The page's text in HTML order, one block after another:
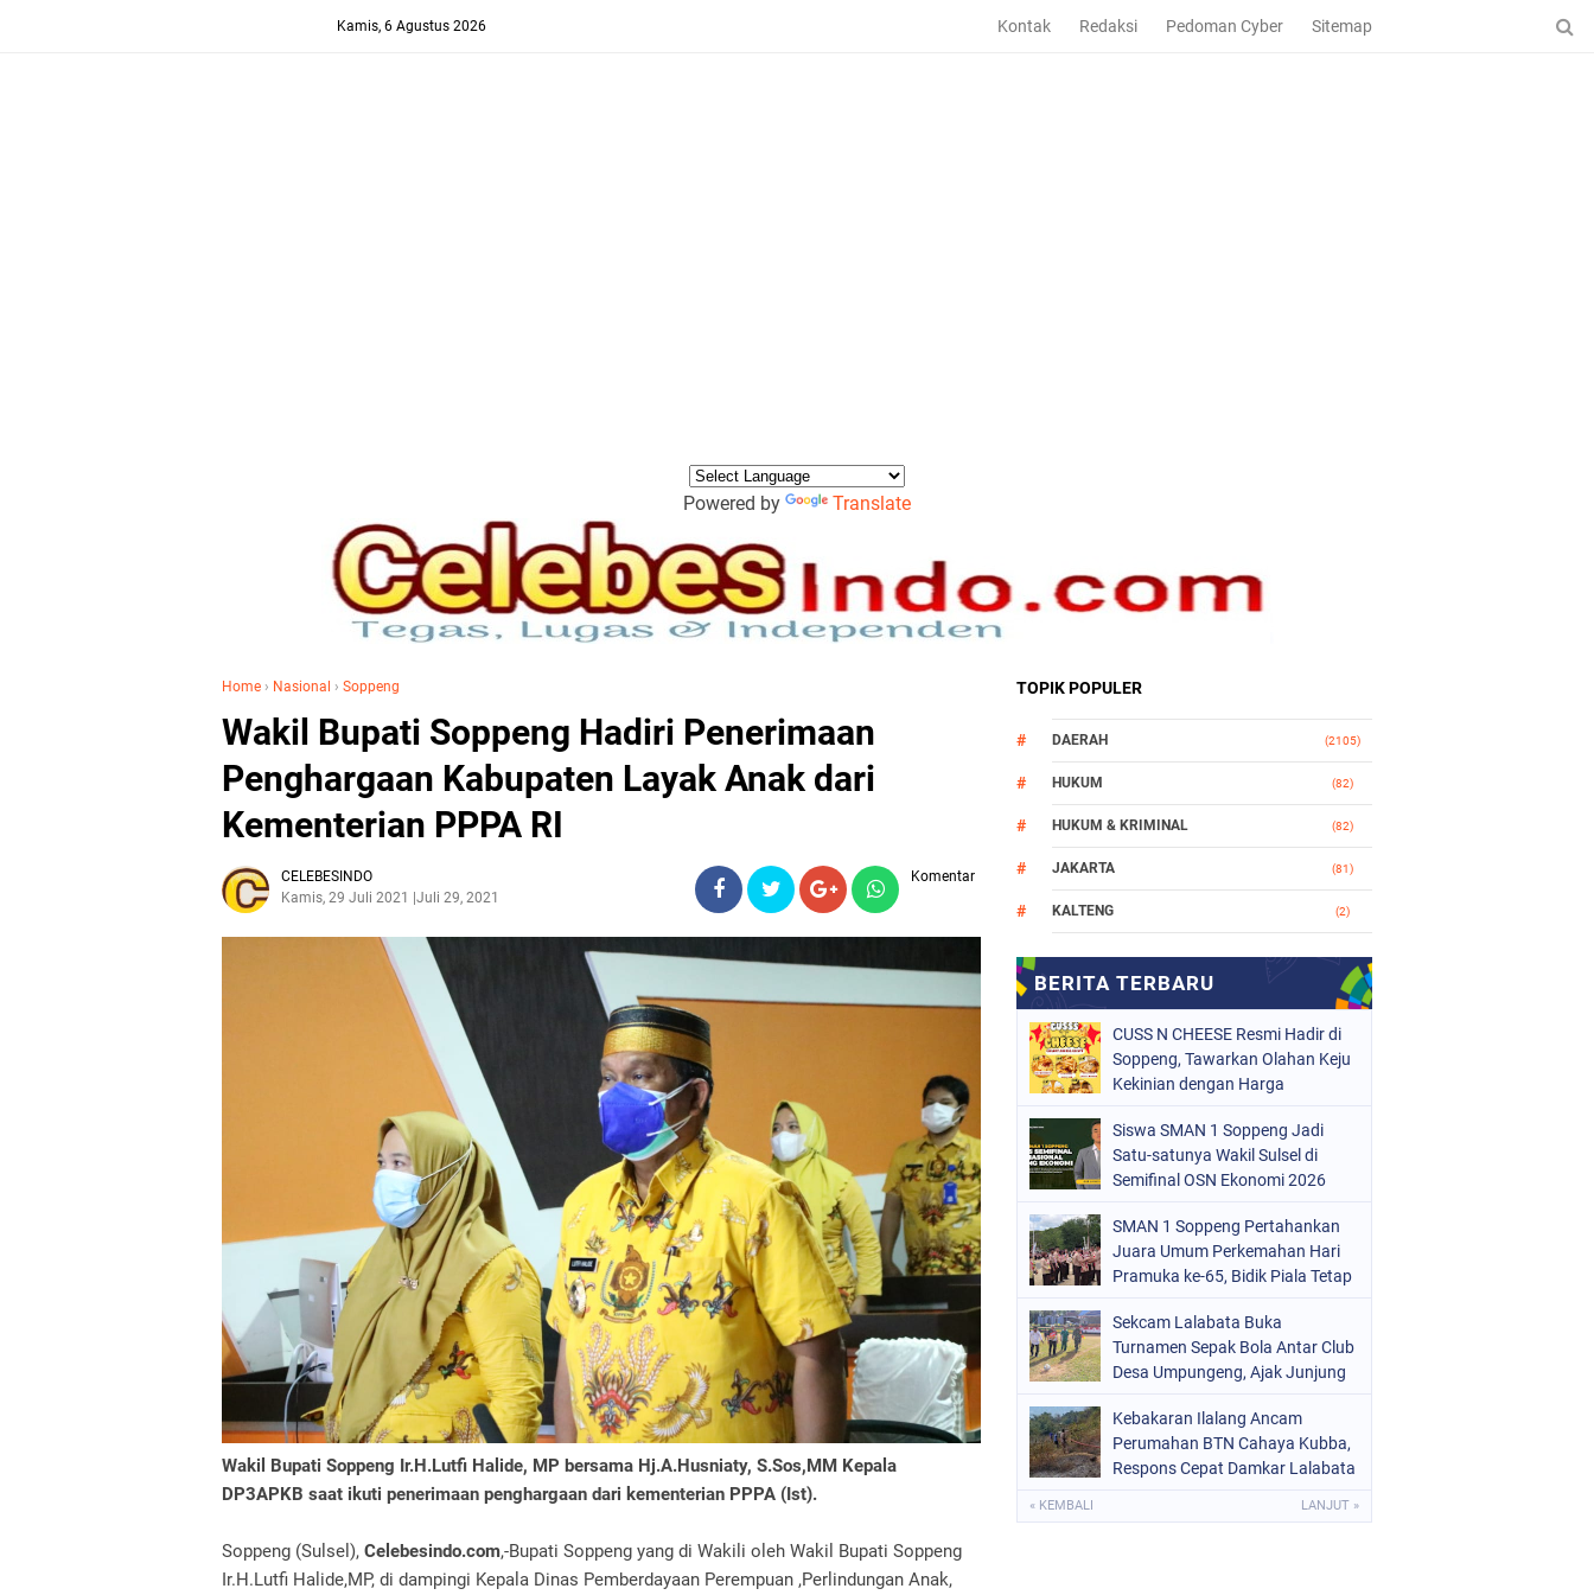
Kamis, 6 Agustus 2026 Kontak Redaksi Pedoman Cyber Sitemap
Powered by Translate
Home › Nasional › Soppeng
Wakil Bupati Soppeng Hadiri Penerimaan
Penghargaan Kabupaten Layak Anak dari
Kementerian PPPA RI
CELEBESINDO
Kamis, 29 Juli 2021
Juli 29, 2021
Komentar
Wakil Bupati Soppeng Ir.H.Lutfi Halide, MP bersama Hj.A.Husniaty, S.Sos,MM Kepala
DP3APKB saat ikuti penerimaan penghargaan dari kementerian PPPA (Ist).
Soppeng (Sulsel), Celebesindo.com,-Bupati Soppeng yang di Wakili oleh Wakil Bupati Soppeng
Ir.H.Lutfi Halide,MP, di dampingi Kepala Dinas Pemberdayaan Perempuan ,Perlindungan Anak,
TOPIK POPULER
DAERAH (2105)
HUKUM (82)
HUKUM & KRIMINAL (82)
JAKARTA (81)
KALTENG (2)
MAKASSAR
(1021)
ORGANISASI (184)
PERISTIWA
POLITIK
POLRI
SULSEL (846)
CUSS N CHEESE Resmi Hadir di
Soppeng, Tawarkan Olahan Keju
Kekinian dengan Harga
Siswa SMAN 1 Soppeng Jadi
Satu-satunya Wakil Sulsel di
Semifinal OSN Ekonomi 2026
SMAN 1 Soppeng Pertahankan
Juara Umum Perkemahan Hari
Pramuka ke-65, Bidik Piala Tetap
Sekcam Lalabata Buka
Turnamen Sepak Bola Antar Club
Desa Umpungeng, Ajak Junjung
Kebakaran Ilalang Ancam
Perumahan BTN Cahaya Kubba,
Respons Cepat Damkar Lalabata
« KEMBALI LANJUT »